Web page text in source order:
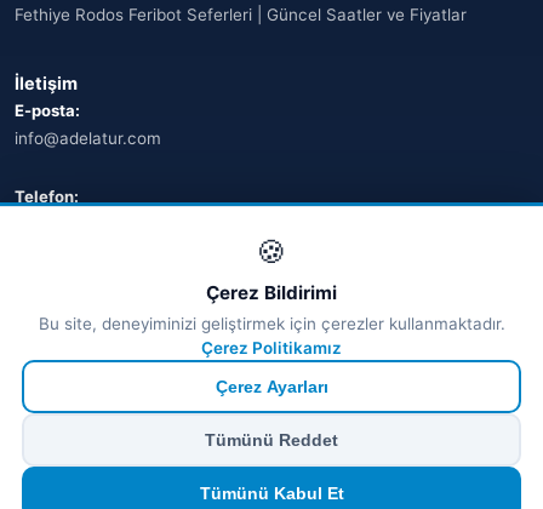
Fethiye Rodos Feribot Seferleri | Güncel Saatler ve Fiyatlar
İletişim
E-posta:
info@adelatur.com
Telefon:
💬 WhatsApp
€ EUR $ USD
🍪
Çerez Bildirimi
Bu site, deneyiminizi geliştirmek için çerezler kullanmaktadır.
Çerez Politikamız
Çerez Ayarları
Tümünü Reddet
Tümünü Kabul Et